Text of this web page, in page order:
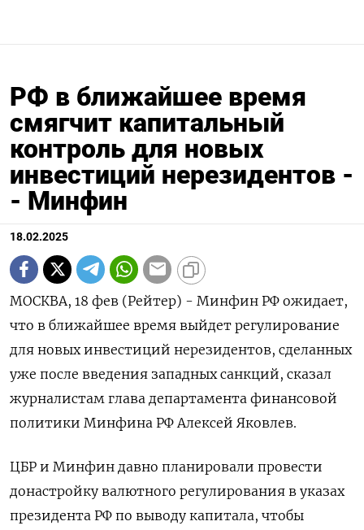
РФ в ближайшее время
смягчит капитальный
контроль для новых
инвестиций нерезидентов -
- Минфин
18.02.2025
МОСКВА, 18 фев (Рейтер) - Минфин РФ ожидает,
что в ближайшее время выйдет регулирование
для новых инвестиций нерезидентов, сделанных
уже после введения западных санкций, сказал
журналистам глава департамента финансовой
политики Минфина РФ Алексей Яковлев.
ЦБР и Минфин давно планировали провести
донастройку валютного регулирования в указах
президента РФ по выводу капитала, чтобы